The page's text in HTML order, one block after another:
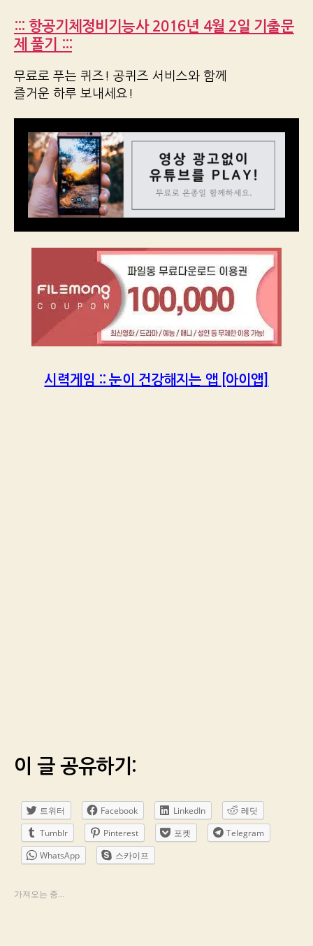
::: 항공기체정비기능사 2016년 4월 2일 기출문
제 풀기 :::
무료로 푸는 퀴즈! 공퀴즈 서비스와 함께
즐거운 하루 보내세요!
시력게임 :: 눈이 건강해지는 앱 [아이앱]
이 글 공유하기:
트위터 Facebook LinkedIn
레딧
Tumblr
Pinterest 포켓
Telegram
WhatsApp
스카이프
가져오는 중...